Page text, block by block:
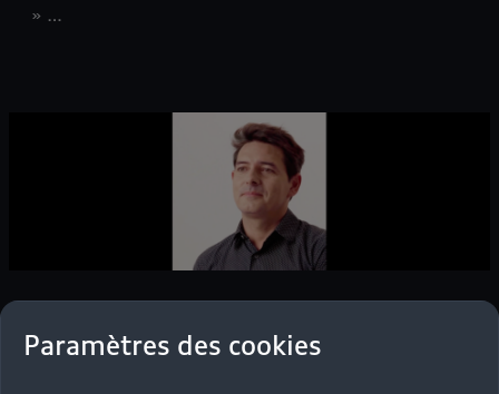
» …
Paramètres des cookies